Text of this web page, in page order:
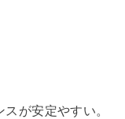
が安定やすい。